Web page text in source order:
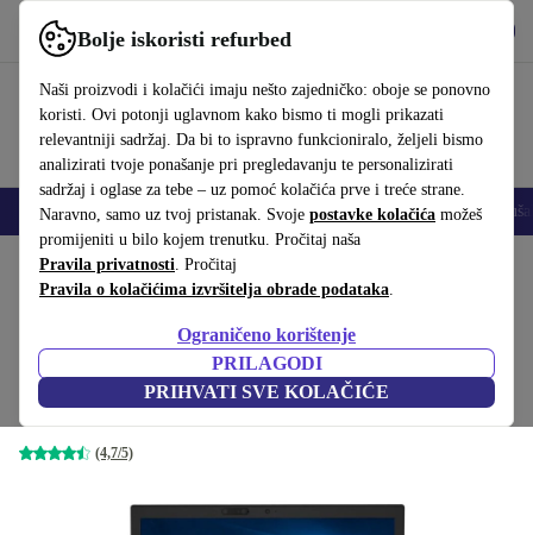
Bolje iskoristi refurbed
Naši proizvodi i kolačići imaju nešto zajedničko: oboje se ponovno
koristi. Ovi potonji uglavnom kako bismo ti mogli prikazati
relevantniji sadržaj. Da bi to ispravno funkcioniralo, željeli bismo
analizirati tvoje ponašanje pri pregledavanju te personalizirati
sadržaj i oglase za tebe – uz pomoć kolačića prve i treće strane.
Naravno, samo uz tvoj pristanak. Svoje postavke kolačića možeš
promijeniti u bilo kojem trenutku. Pročitaj naša
Pravila privatnosti. Pročitaj
Pravila o kolačićima izvršitelja obrade podataka.
Ograničeno korištenje
PRILAGODI
PRIHVATI SVE KOLAČIĆE
Koristi refurbed brzo i jednostavno
Mobiteli Prijenosna računala Tableti Pametni satovi Dodaci
Početna stranica Proizvodi Prijenosna računala
Lenovo ThinkPad T480 | i5-
8250U | 14"
8 GB | 256 GB SSD | WXGA | FP | Win 11 Pro |
(4,7/5)
250,00 €
1.449,00 €